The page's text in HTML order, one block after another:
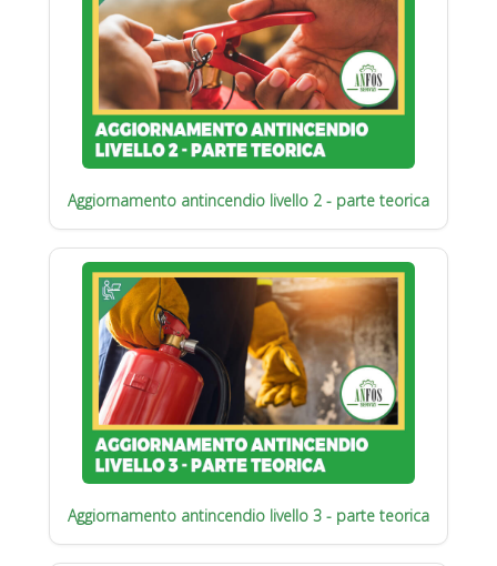
Aggiornamento antincendio livello 2 - parte teorica
Aggiornamento antincendio livello 3 - parte teorica